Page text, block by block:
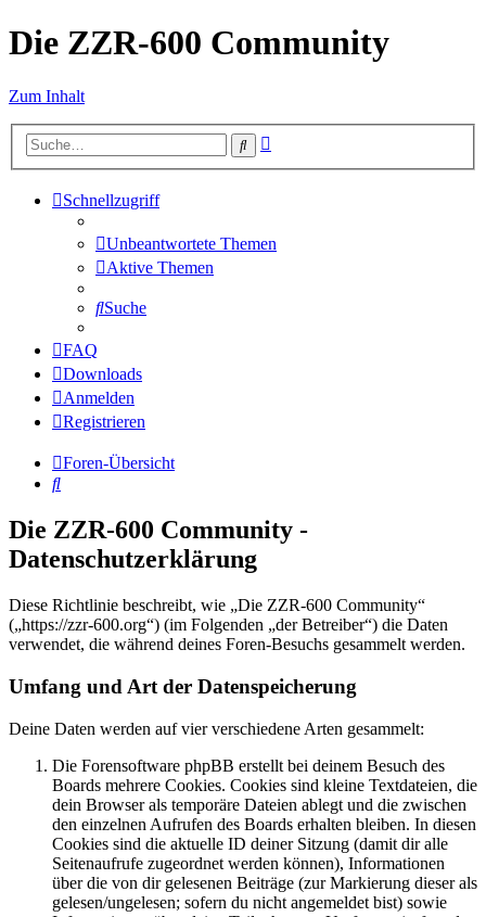
Die ZZR-600 Community
Zum Inhalt
Suche
Schnellzugriff
Unbeantwortete Themen
Aktive Themen
Suche
FAQ
Downloads
Anmelden
Registrieren
Foren-Übersicht
Suche
Die ZZR-600 Community -
Datenschutzerklärung
Diese Richtlinie beschreibt, wie „Die ZZR-600 Community“
(„https://zzr-600.org“) (im Folgenden „der Betreiber“) die Daten
verwendet, die während deines Foren-Besuchs gesammelt werden.
Umfang und Art der Datenspeicherung
Deine Daten werden auf vier verschiedene Arten gesammelt:
Die Forensoftware phpBB erstellt bei deinem Besuch des
Boards mehrere Cookies. Cookies sind kleine Textdateien, die
dein Browser als temporäre Dateien ablegt und die zwischen
den einzelnen Aufrufen des Boards erhalten bleiben. In diesen
Cookies sind die aktuelle ID deiner Sitzung (damit dir alle
Seitenaufrufe zugeordnet werden können), Informationen
über die von dir gelesenen Beiträge (zur Markierung dieser als
gelesen/ungelesen; sofern du nicht angemeldet bist) sowie